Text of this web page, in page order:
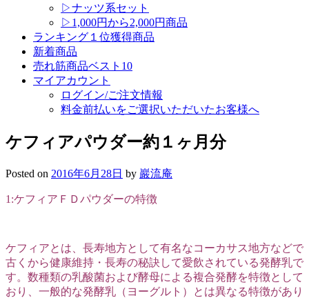
▷ナッツ系セット
▷1,000円から2,000円商品
ランキング１位獲得商品
新着商品
売れ筋商品ベスト10
マイアカウント
ログイン/ご注文情報
料金前払いをご選択いただいたお客様へ
ケフィアパウダー約１ヶ月分
Posted on 2016年6月28日 by 巖流庵
1:ケフィアＦＤパウダーの特徴
ケフィアとは、長寿地方として有名なコーカサス地方などで
古くから健康維持・長寿の秘訣して愛飲されている発酵乳で
す。数種類の乳酸菌および酵母による複合発酵を特徴として
おり、一般的な発酵乳（ヨーグルト）とは異なる特徴があり